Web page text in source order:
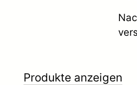
Produkte anzeigen